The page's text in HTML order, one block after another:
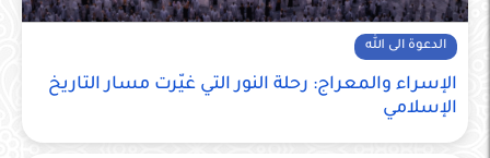
الدعوة الى الله
الإسراء والمعراج: رحلة النور التي غيّرت مسار التاريخ
الإسلامي